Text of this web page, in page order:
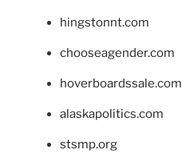
hingstonnt.com
chooseagender.com
hoverboardssale.com
alaskapolitics.com
stsmp.org